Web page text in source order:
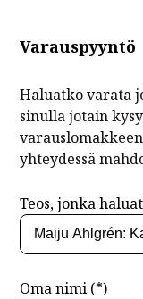
Varauspyyntö
Haluatko varata
sinulla jotain
yhteydessä
Teos, jonka
Oma nimi (*)